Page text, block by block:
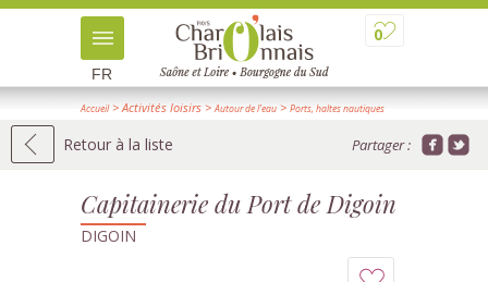
0
FR
Accueil> Activités loisirs >Autour de l'eau > Ports, haltes nautiques
Retour à la liste Partager :
Capitainerie du Port de Digoin
DIGOIN